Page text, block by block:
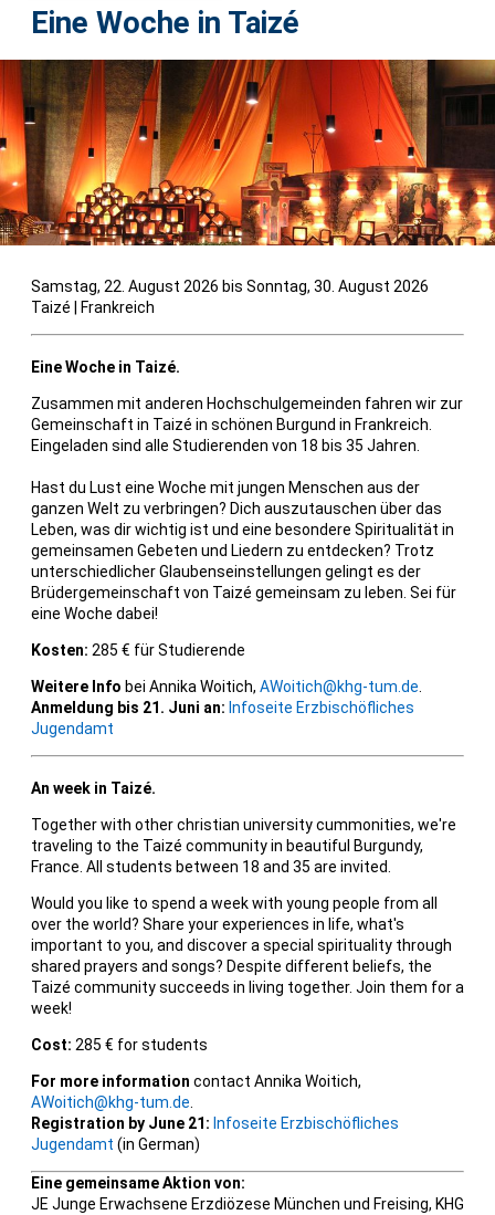
Eine Woche in Taizé
Samstag, 22. August 2026 bis Sonntag, 30. August 2026
Taizé
Frankreich
Eine Woche in Taizé.
Zusammen mit anderen Hochschulgemeinden fahren wir zur
Gemeinschaft in Taizé in schönen Burgund in Frankreich.
Eingeladen sind alle Studierenden von 18 bis 35 Jahren.
Hast du Lust eine Woche mit jungen Menschen aus der
ganzen Welt zu verbringen? Dich auszutauschen über das
Leben, was dir wichtig ist und eine besondere Spiritualität in
gemeinsamen Gebeten und Liedern zu entdecken? Trotz
unterschiedlicher Glaubenseinstellungen gelingt es der
Brüdergemeinschaft von Taizé gemeinsam zu leben. Sei für
eine Woche dabei!
Kosten: 285 € für Studierende
Weitere Info bei Annika Woitich, AWoitich@khg-tum.de
Anmeldung bis 21. Juni an: Infoseite Erzbischöfliches
Jugendamt
An week in Taizé.
Together with other christian university cummonities, we're
traveling to the Taizé community in beautiful Burgundy,
France. All students between 18 and 35 are invited.
Would you like to spend a week with young people from all
over the world? Share your experiences in life, what's
important to you, and discover a special spirituality through
shared prayers and songs? Despite different beliefs, the
Taizé community succeeds in living together. Join them for a
week!
Cost: 285 € for students
For more information contact Annika Woitich,
AWoitich@khg-tum.de
Registration by June 21: Infoseite Erzbischöfliches
Jugendamt (in German)
Eine gemeinsame Aktion von:
JE Junge Erwachsene Erzdiözese München und Freising, KHG